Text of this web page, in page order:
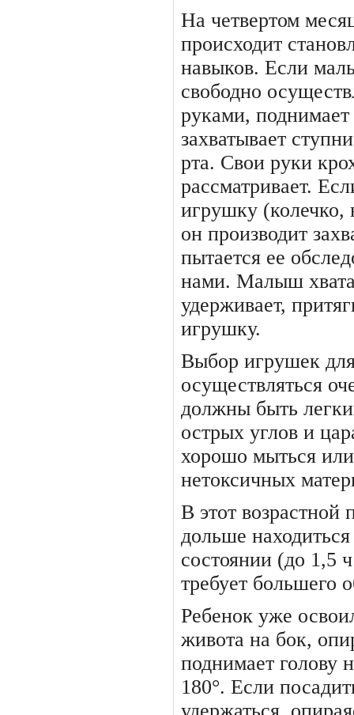
На четвертом
происхо­дит
навыков. Если
свободно
руками,
захватывает
рта. Свои руки
рассматривает.
игрушку
он производит
пытается ее
нами. Малыш
удерживает,
игрушку.
Выбор игрушек
осуществлять­ся
должны быть
острых углов и
хорошо мыться
нетоксичных
В этот
дольше
состоянии (до 1,5
требует большего
Ребенок уже
живота на бок,
поднимает голову
180°. Если